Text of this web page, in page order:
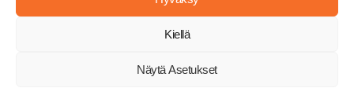
Kiellä
Näytä Asetukset